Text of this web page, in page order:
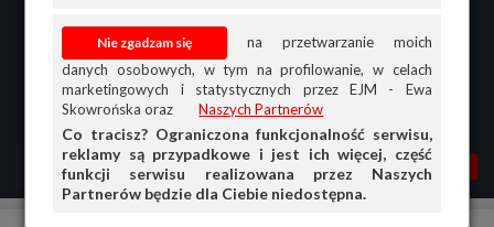
na przetwarzanie moich
danych osobowych, w tym na profilowanie, w celach
marketingowych i statystycznych przez EJM - Ewa
Skowrońska oraz
Naszych Partnerów
Co tracisz? Ograniczona funkcjonalność serwisu,
reklamy są przypadkowe i jest ich więcej, część
funkcji serwisu realizowana przez Naszych
Partnerów będzie dla Ciebie niedostępna.
MENU MOJA AG